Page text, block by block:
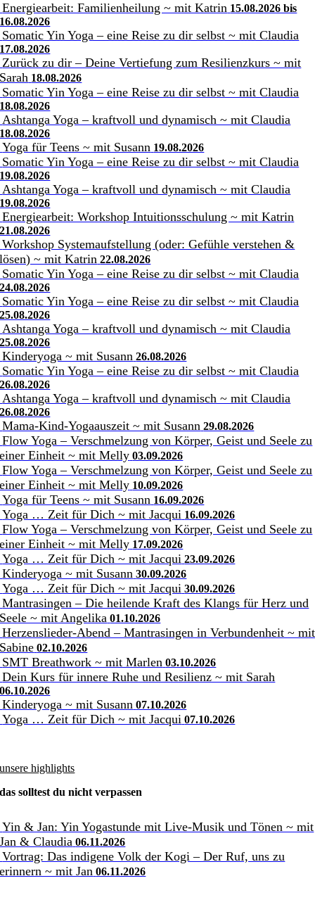
Energiearbeit: Familienheilung ~ mit Katrin 15.08.2026 bis
16.08.2026
Somatic Yin Yoga – eine Reise zu dir selbst ~ mit Claudia
17.08.2026
Zurück zu dir – Deine Vertiefung zum Resilienzkurs ~ mit
Sarah 18.08.2026
Somatic Yin Yoga – eine Reise zu dir selbst ~ mit Claudia
18.08.2026
Ashtanga Yoga – kraftvoll und dynamisch ~ mit Claudia
18.08.2026
Yoga für Teens ~ mit Susann 19.08.2026
Somatic Yin Yoga – eine Reise zu dir selbst ~ mit Claudia
19.08.2026
Ashtanga Yoga – kraftvoll und dynamisch ~ mit Claudia
19.08.2026
Energiearbeit: Workshop Intuitionsschulung ~ mit Katrin
21.08.2026
Workshop Systemaufstellung (oder: Gefühle verstehen &
lösen) ~ mit Katrin 22.08.2026
Somatic Yin Yoga – eine Reise zu dir selbst ~ mit Claudia
24.08.2026
Somatic Yin Yoga – eine Reise zu dir selbst ~ mit Claudia
25.08.2026
Ashtanga Yoga – kraftvoll und dynamisch ~ mit Claudia
25.08.2026
Kinderyoga ~ mit Susann 26.08.2026
Somatic Yin Yoga – eine Reise zu dir selbst ~ mit Claudia
26.08.2026
Ashtanga Yoga – kraftvoll und dynamisch ~ mit Claudia
26.08.2026
Mama-Kind-Yogaauszeit ~ mit Susann 29.08.2026
Flow Yoga – Verschmelzung von Körper, Geist und Seele zu
einer Einheit ~ mit Melly 03.09.2026
Flow Yoga – Verschmelzung von Körper, Geist und Seele zu
einer Einheit ~ mit Melly 10.09.2026
Yoga für Teens ~ mit Susann 16.09.2026
Yoga … Zeit für Dich ~ mit Jacqui 16.09.2026
Flow Yoga – Verschmelzung von Körper, Geist und Seele zu
einer Einheit ~ mit Melly 17.09.2026
Yoga … Zeit für Dich ~ mit Jacqui 23.09.2026
Kinderyoga ~ mit Susann 30.09.2026
Yoga … Zeit für Dich ~ mit Jacqui 30.09.2026
Mantrasingen – Die heilende Kraft des Klangs für Herz und
Seele ~ mit Angelika 01.10.2026
Herzenslieder-Abend – Mantrasingen in Verbundenheit ~ mit
Sabine 02.10.2026
SMT Breathwork ~ mit Marlen 03.10.2026
Dein Kurs für innere Ruhe und Resilienz ~ mit Sarah
06.10.2026
Kinderyoga ~ mit Susann 07.10.2026
Yoga … Zeit für Dich ~ mit Jacqui 07.10.2026
unsere highlights
das solltest du nicht verpassen
Yin & Jan: Yin Yogastunde mit Live-Musik und Tönen ~ mit
Jan & Claudia 06.11.2026
Vortrag: Das indigene Volk der Kogi – Der Ruf, uns zu
erinnern ~ mit Jan 06.11.2026